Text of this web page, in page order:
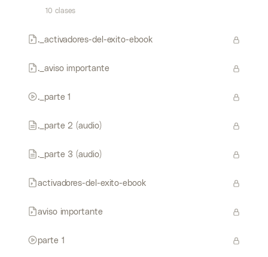
10 clases
._activadores-del-exito-ebook
._aviso importante
._parte 1
._parte 2 (audio)
._parte 3 (audio)
activadores-del-exito-ebook
aviso importante
parte 1